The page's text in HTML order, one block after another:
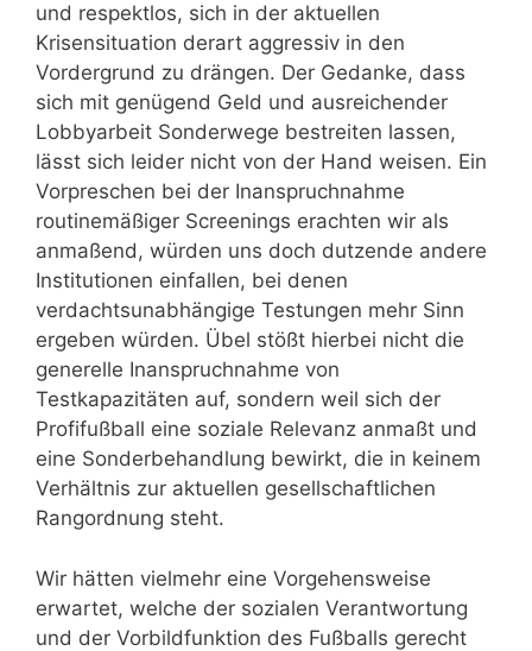
und respektlos, sich in der aktuellen
Krisensituation derart aggressiv in den
Vordergrund zu drängen. Der Gedanke, dass
sich mit genügend Geld und ausreichender
Lobbyarbeit Sonderwege bestreiten lassen,
lässt sich leider nicht von der Hand weisen. Ein
Vorpreschen bei der Inanspruchnahme
routinemäßiger Screenings erachten wir als
anmaßend, würden uns doch dutzende andere
Institutionen einfallen, bei denen
verdachtsunabhängige Testungen mehr Sinn
ergeben würden. Übel stößt hierbei nicht die
generelle Inanspruchnahme von
Testkapazitäten auf, sondern weil sich der
Profifußball eine soziale Relevanz anmaßt und
eine Sonderbehandlung bewirkt, die in keinem
Verhältnis zur aktuellen gesellschaftlichen
Rangordnung steht.
Wir hätten vielmehr eine Vorgehensweise
erwartet, welche der sozialen Verantwortung
und der Vorbildfunktion des Fußballs gerecht